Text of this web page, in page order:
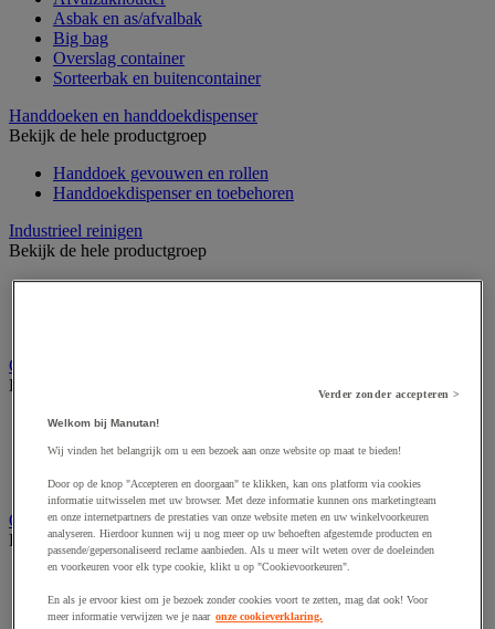
Asbak en as/afvalbak
Big bag
Overslag container
Sorteerbak en buitencontainer
Handdoeken en handdoekdispenser
Bekijk de hele productgroep
Handdoek gevouwen en rollen
Handdoekdispenser en toebehoren
Industrieel reinigen
Bekijk de hele productgroep
Dispenser voor industrieel poetspapier
Onderdelen voor sanitair, douche en badkamer
Bekijk de hele productgroep
Douche apparatuur
Onderdelen voor badkamer
Sanitaire scheidingswand en cabine
Sanitaire uitrusting
Onderhoudsproduct
Bekijk de hele productgroep
Luchtverfrisser
Sanitair schoonmaakmiddel
Vaatwasmiddel
Verder zonder accepteren >
Welkom bij Manutan!
Wij vinden het belangrijk om u een bezoek aan onze website op maat te bieden!
Door op de knop "Accepteren en doorgaan" te klikken, kan ons platform via cookies
informatie uitwisselen met uw browser. Met deze informatie kunnen ons marketingteam
en onze internetpartners de prestaties van onze website meten en uw winkelvoorkeuren
analyseren. Hierdoor kunnen wij u nog meer op uw behoeften afgestemde producten en
passende/gepersonaliseerd reclame aanbieden. Als u meer wilt weten over de doeleinden
en voorkeuren voor elk type cookie, klikt u op "Cookievoorkeuren".
En als je ervoor kiest om je bezoek zonder cookies voort te zetten, mag dat ook! Voor
meer informatie verwijzen we je naar onze cookieverklaring.